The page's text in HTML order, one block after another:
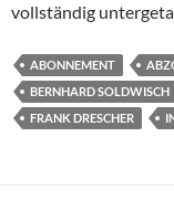
vollständig
ABONNEMENT
BERNHARD SOLDWISCH
FRANK DRESCHER